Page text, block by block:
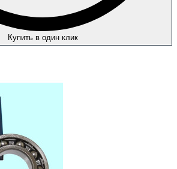
Купить в один клик